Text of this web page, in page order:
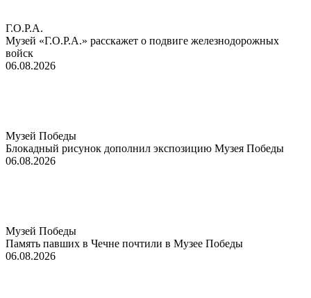
Г.О.Р.А.
Музей «Г.О.Р.А.» расскажет о подвиге железнодорожных
войск
06.08.2026
Музей Победы
Блокадный рисунок дополнил экспозицию Музея Победы
06.08.2026
Музей Победы
Память павших в Чечне почтили в Музее Победы
06.08.2026